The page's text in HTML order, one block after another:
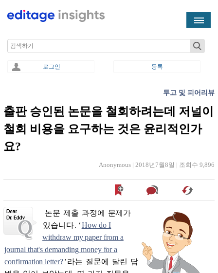
Search
로그인 등록
투고 및 피어리뷰
출판 승인된 논문을 철회하려는데 저널이
철회 비용을 요구하는 것은 윤리적인가
요?
Anonymous | 2018년7월8일 | 조회수 9,896
논문 제출 과정에
문제가
있습니다. ‘How do I
withdraw my paper from a
journal that's demanding money for a
confirmation letter?’라는 질문에 달린 답